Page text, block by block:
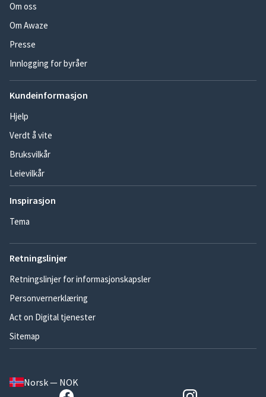
Om oss
Om Awaze
Presse
Innlogging for byråer
Kundeinformasjon
Hjelp
Verdt å vite
Bruksvilkår
Leievilkår
Inspirasjon
Tema
Retningslinjer
Retningslinjer for informasjonskapsler
Personvernerklæring
Act on Digital tjenester
Sitemap
Norsk — NOK